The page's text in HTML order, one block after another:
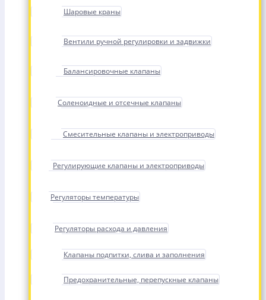
Шаровые краны
Вентили ручной регулировки и задвижки
Балансировочные клапаны
Соленоидные и отсечные клапаны
Смесительные клапаны и электроприводы
Регулирующие клапаны и электроприводы
Регуляторы температуры
Регуляторы расхода и давления
Клапаны подпитки, слива и заполнения
Предохранительные, перепускные клапаны